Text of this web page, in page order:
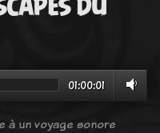
01:00:01
à un voyage sonore